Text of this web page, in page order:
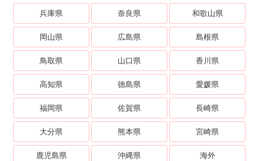
兵庫県 奈良県 和歌山県
岡山県 広島県 島根県
鳥取県 山口県 香川県
高知県 徳島県 愛媛県
福岡県 佐賀県 長崎県
大分県 熊本県 宮崎県
鹿児島県 沖縄県 海外